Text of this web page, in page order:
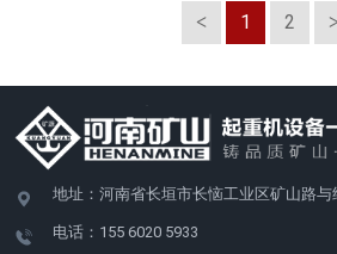
管理
抓斗
断技
矢量
控制
具备跨度大、运行距离长、
多，精度高等特点。相比传
统仓储，人工效能提高了100
倍，土地利用率提高了10
60%。
运管
小车
室及
据倒
构形
1 2
地址：河南省长垣市长恼工业区矿山路与
电话：155 6020 5933